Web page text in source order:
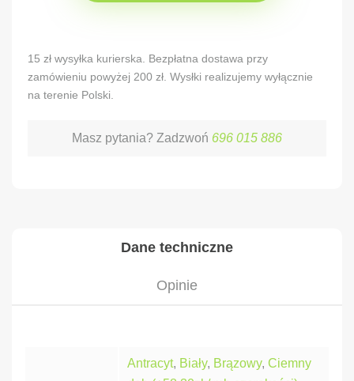
15 zł wysyłka kurierska. Bezpłatna dostawa przy
zamówieniu powyżej 200 zł. Wysłki realizujemy wyłącznie
na terenie Polski.
Masz pytania? Zadzwoń 696 015 886
Dane techniczne
Opinie
Antracyt, Biały, Brązowy, Ciemny